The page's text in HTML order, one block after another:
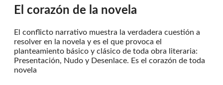
El corazón de la novela
El conflicto narrativo muestra la verdadera cuestión a
resolver en la novela y es el que provoca el
planteamiento básico y clásico de toda obra literaria:
Presentación, Nudo y Desenlace. Es el corazón de toda
novela